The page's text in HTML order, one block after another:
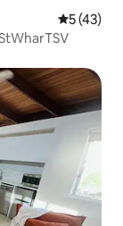
5 (43)